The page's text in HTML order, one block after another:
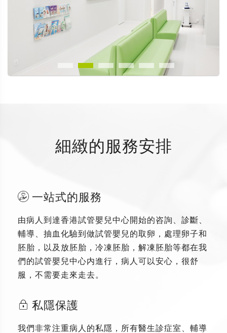
細緻的服務安排
一站式的服務
由病人到達香港試管嬰兒中心開始的咨詢、診斷、
輔導、抽血化驗到做試管嬰兒的取卵，處理卵子和
胚胎，以及放胚胎，冷凍胚胎，解凍胚胎等都在我
們的試管嬰兒中心内進行，病人可以安心，很舒
服，不需要走來走去。
私隱保護
我們非常注重病人的私隱，所有醫生診症室、輔導